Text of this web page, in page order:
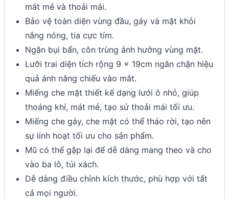
mát mẻ và thoải mái.
Bảo vệ toàn diện vùng đầu, gáy và mặt khỏi
nắng nóng, tia cực tím.
Ngăn bụi bẩn, côn trùng ảnh hưởng vùng mặt.
Lưỡi trai diện tích rộng 9 x 19cm ngăn chặn hiệu
quả ánh nắng chiếu vào mắt.
Miếng che mặt thiết kế dạng lưới ô nhỏ, giúp
thoáng khí, mát mẻ, tạo sử thoải mái tối ưu.
Miếng che gáy, che mặt có thể tháo rời, tạo nên
sự linh hoạt tối ưu cho sản phẩm.
Mũ có thể gập lại để dễ dàng mang theo và cho
vào ba lô, túi xách.
Dễ dàng điều chỉnh kích thước, phù hợp với tất
cả mọi người.